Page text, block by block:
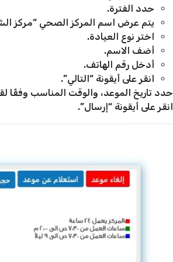
حدد الفترة.
يتم عرض اسم المركز الصحي “مركز
اختر نوع العيادة.
أضف الاسم.
أدخل رقم الهاتف.
انقر على أيقونة “التالي”.
حدد تاريخ الموعد، والوقت المناسب وفقًا
انقر على أيقونة “إرسال”.